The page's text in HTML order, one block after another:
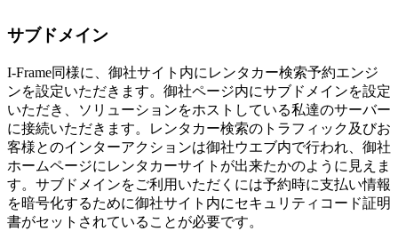
サブドメイン
I-Frame同様に、御社サイト内にレンタカー検索予約エンジ
ンを設定いただきます。御社ページ内にサブドメインを設定
いただき、ソリューションをホストしている私達のサーバー
に接続いただきます。レンタカー検索のトラフィック及びお
客様とのインターアクションは御社ウエブ内で行われ、御社
ホームページにレンタカーサイトが出来たかのように見えま
す。サブドメインをご利用いただくには予約時に支払い情報
を暗号化するために御社サイト内にセキュリティコード証明
書がセットされていることが必要です。